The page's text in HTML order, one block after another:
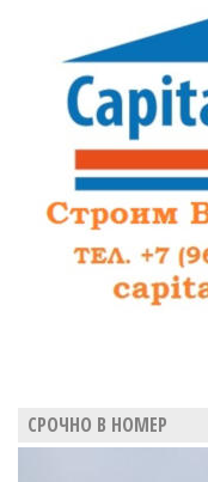
СРОЧНО В НОМЕР